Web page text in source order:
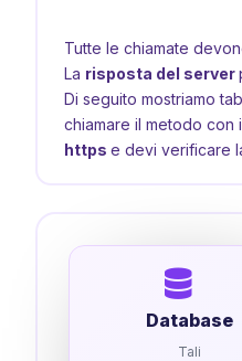
Tutte le chiamate
La risposta del server
Di seguito mostriamo
chiamare il metodo con
https e devi verificare
Database
Tali